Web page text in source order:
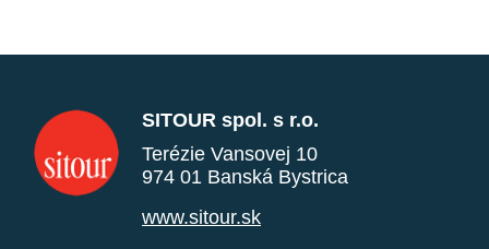
SITOUR spol. s r.o.
Terézie Vansovej 10
974 01 Banská Bystrica
www.sitour.sk